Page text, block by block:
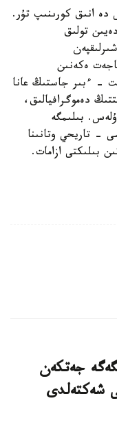
دە انىق كورىنىپ تۇر.
تولىق
ەكەنىن
- ءبىر جاستىڭ عانا
دەموگرافيالىق،
ۇلەس. بىلىمگە
- تاريحي وتانىنا
بىلىكتى ازامات.
تەڭگەگە جەتكەن
شەكتەلدى